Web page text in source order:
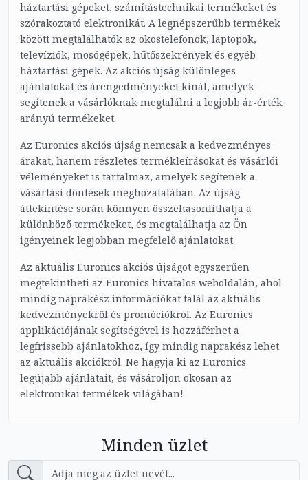
háztartási gépeket, számítástechnikai termékeket és
szórakoztató elektronikát. A legnépszerűbb termékek
között megtalálhatók az okostelefonok, laptopok,
televíziók, mosógépek, hűtőszekrények és egyéb
háztartási gépek. Az akciós újság különleges
ajánlatokat és árengedményeket kínál, amelyek
segítenek a vásárlóknak megtalálni a legjobb ár-érték
arányú termékeket.
Az Euronics akciós újság nemcsak a kedvezményes
árakat, hanem részletes termékleírásokat és vásárlói
véleményeket is tartalmaz, amelyek segítenek a
vásárlási döntések meghozatalában. Az újság
áttekintése során könnyen összehasonlíthatja a
különböző termékeket, és megtalálhatja az Ön
igényeinek legjobban megfelelő ajánlatokat.
Az aktuális Euronics akciós újságot egyszerűen
megtekintheti az Euronics hivatalos weboldalán, ahol
mindig naprakész információkat talál az aktuális
kedvezményekről és promóciókról. Az Euronics
applikációjának segítségével is hozzáférhet a
legfrissebb ajánlatokhoz, így mindig naprakész lehet
az aktuális akciókról. Ne hagyja ki az Euronics
legújabb ajánlatait, és vásároljon okosan az
elektronikai termékek világában!
Minden üzlet